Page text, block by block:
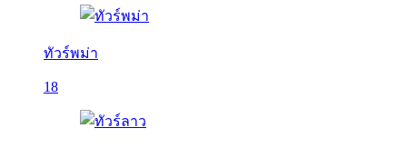
ทัวร์พม่า
18